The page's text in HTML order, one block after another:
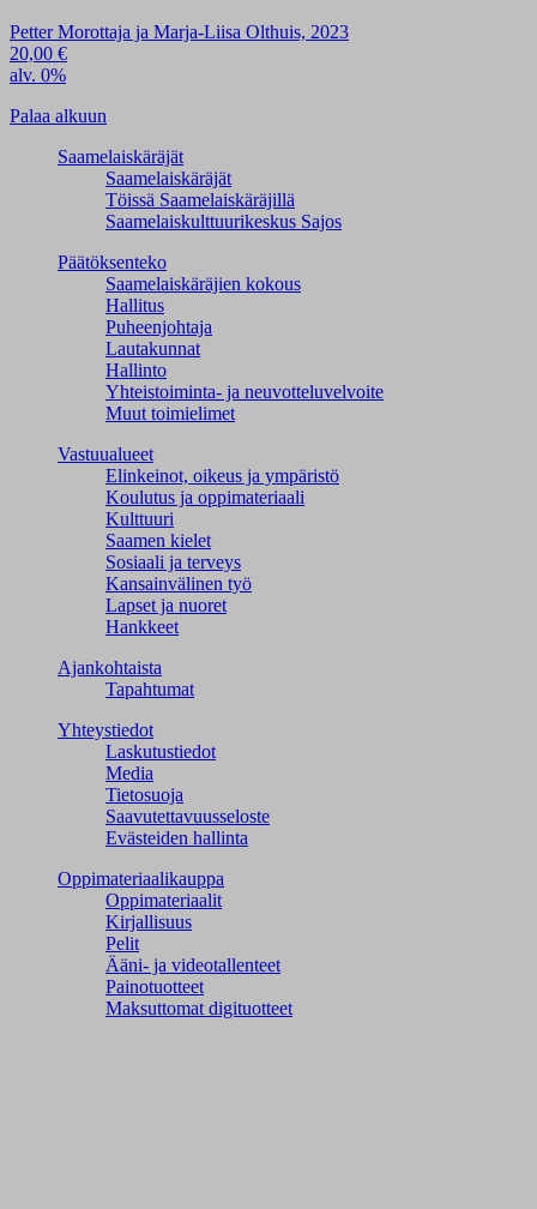
Petter Morottaja ja Marja-Liisa Olthuis, 2023
20,00 €
alv. 0%
Palaa alkuun
Saamelaiskäräjät
Saamelaiskäräjät
Töissä Saamelaiskäräjillä
Saamelaiskulttuuri­keskus Sajos
Päätöksenteko
Saamelaiskäräjien kokous
Hallitus
Puheenjohtaja
Lautakunnat
Hallinto
Yhteistoiminta- ja neuvotteluvelvoite
Muut toimielimet
Vastuualueet
Elinkeinot, oikeus ja ympäristö
Koulutus ja oppimateriaali
Kulttuuri
Saamen kielet
Sosiaali ja terveys
Kansainvälinen työ
Lapset ja nuoret
Hankkeet
Ajankohtaista
Tapahtumat
Yhteystiedot
Laskutustiedot
Media
Tietosuoja
Saavutettavuusseloste
Evästeiden hallinta
Oppimateriaalikauppa
Oppimateriaalit
Kirjallisuus
Pelit
Ääni- ja videotallenteet
Painotuotteet
Maksuttomat digituotteet